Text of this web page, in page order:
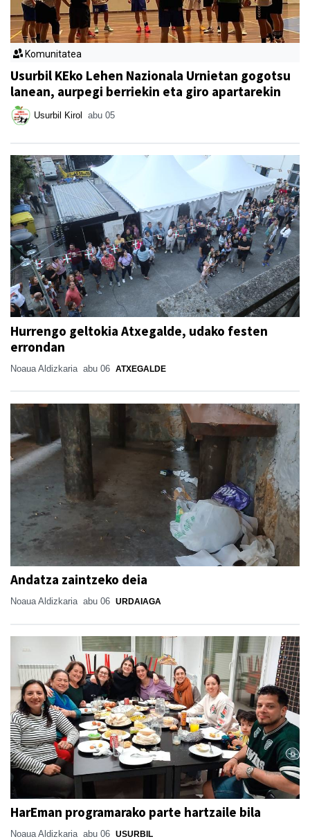
Komunitatea
Usurbil KEko Lehen Nazionala Urnietan gogotsu
lanean, aurpegi berriekin eta giro apartarekin
Usurbil Kirol abu 05
Hurrengo geltokia Atxegalde, udako festen
errondan
Noaua Aldizkaria abu 06 ATXEGALDE
Andatza zaintzeko deia
Noaua Aldizkaria abu 06 URDAIAGA
HarEman programarako parte hartzaile bila
Noaua Aldizkaria abu 06 USURBIL